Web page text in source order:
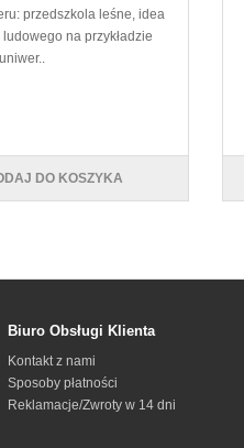
przedszkola leśne, idea
na przykładzie
DO KOSZYKA
Biuro Obsługi Klienta
Kontakt z nami
Sposoby płatności
Reklamacje/Zwroty w 14 dni